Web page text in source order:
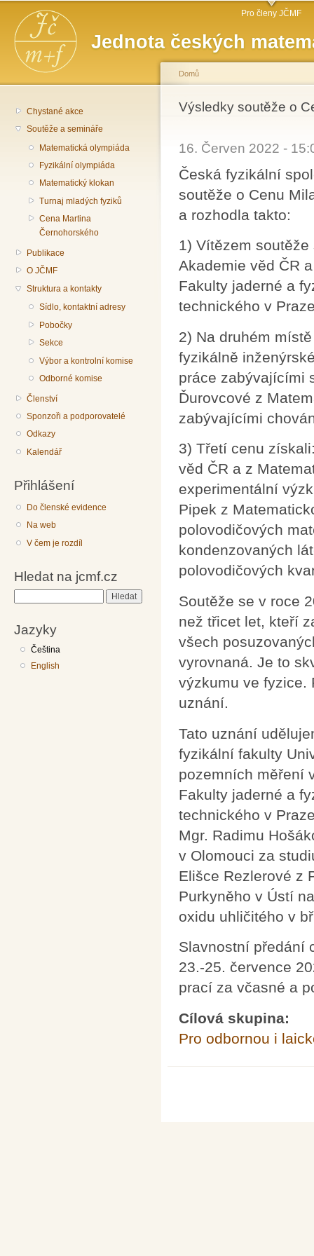
Jednota českých
Hlavní menu Pro členy JČMF
Chystané akce
Soutěže a semináře
Matematická olympiáda
Fyzikální olympiáda
Matematický klokan
Turnaj mladých fyziků
Cena Martina
Černohorského
Publikace
O JČMF
Struktura a kontakty
Sídlo, kontaktní adresy
Pobočky
Sekce
Výbor a kontrolní komise
Odborné komise
Členství
Sponzoři a podporovatelé
Odkazy
Kalendář
Přihlášení
Do členské evidence
Na web
V čem je rozdíl
Hledat na jcmf.cz
Jazyky
Čeština
English
Jste zde
Domů
Výsledky soutěže o
16. Červen 2022 -
Česká fyzikální
soutěže o Cenu
a rozhodla takto:
1) Vítězem
Akademie věd ČR
Fakulty jaderné a
technického v
2) Na druhém
fyzikálně
práce zabývajícími
Ďurovcové z
zabývajícími
3) Třetí cenu
věd ČR a z
experimentální
Pipek z
polovodičových
kondenzovaných
polovodičových
Soutěže se v roce
než třicet let, kteří
všech
vyrovnaná. Je to
výzkumu ve fyzice.
uznání.
Tato uznání
fyzikální fakulty
pozemních měření
Fakulty jaderné a
technického v
Mgr. Radimu
v Olomouci za
Elišce Rezlerové z
Purkyněho v Ústí
oxidu uhličitého v
Slavnostní předání
23.-25. července
prací za včasné a
Cílová skupina:
Pro odbornou i